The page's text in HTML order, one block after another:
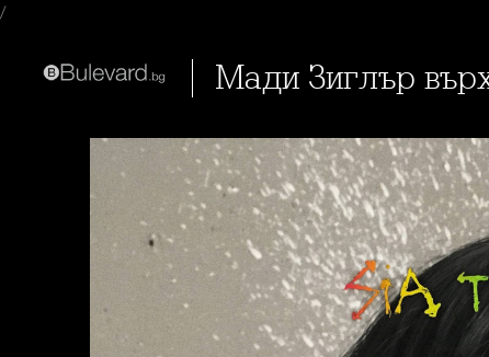
/
Мади Зиглър